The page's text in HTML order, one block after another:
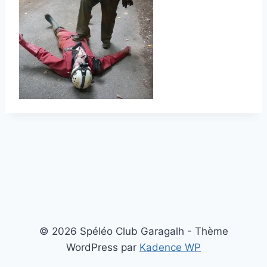
© 2026 Spéléo Club Garagalh - Thème
WordPress par Kadence WP